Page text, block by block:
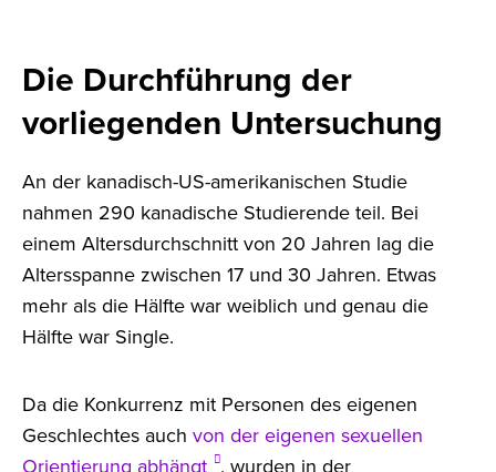
Die Durchführung der
vorliegenden Untersuchung
An der kanadisch-US-amerikanischen Studie
nahmen 290 kanadische Studierende teil. Bei
einem Altersdurchschnitt von 20 Jahren lag die
Altersspanne zwischen 17 und 30 Jahren. Etwas
mehr als die Hälfte war weiblich und genau die
Hälfte war Single.
Da die Konkurrenz mit Personen des eigenen
Geschlechtes auch von der eigenen sexuellen
Orientierung abhängt , wurden in der